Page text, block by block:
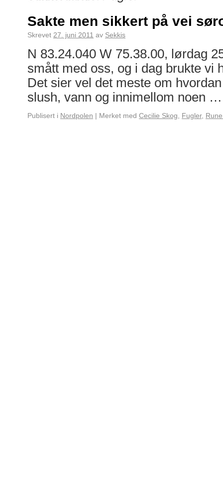
Sakte men sikkert på vei
Skrevet 27. juni 2011 av Sekkis
N 83.24.040 W 75.38.00, lørdag
smått med oss, og i dag brukte vi
Det sier vel det meste om
slush, vann og innimellom noen
Publisert i Nordpolen | Merket med Cecilie Skog Fugler,